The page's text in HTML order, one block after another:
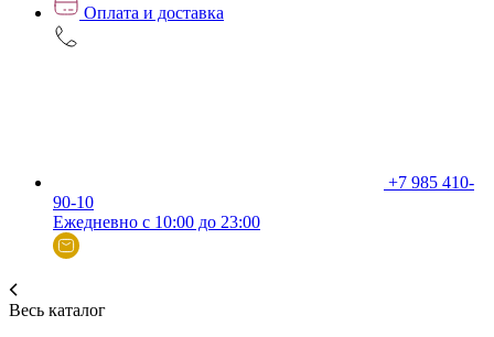
Оплата и доставка
+7 985 410-
90-10
Ежедневно с 10:00 до 23:00
Весь каталог